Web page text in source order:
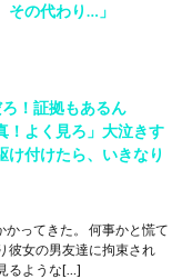
その代わり…」
！証拠もあるん
！よく見ろ」大泣きす
け付けたら、いきなり
ってきた。 何事かと慌て
彼女の男友達に拘束され
るような[…]